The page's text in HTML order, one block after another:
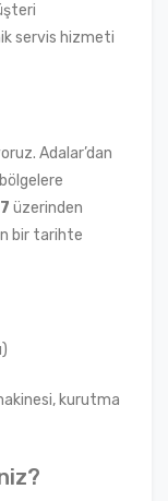
servis hizmeti
Adalar’dan
üzerinden
bir tarihte
kurutma